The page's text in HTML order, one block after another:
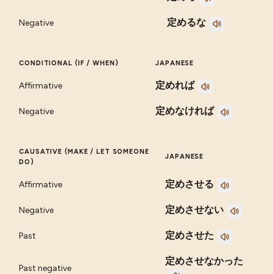
Negative 定めるな
CONDITIONAL (IF / WHEN) JAPANESE
Affirmative 定めれば
Negative 定めなければ
CAUSATIVE (MAKE / LET SOMEONE
DO)
JAPANESE
Affirmative 定めさせる
Negative 定めさせない
Past 定めさせた
Past negative
定めさせなかった